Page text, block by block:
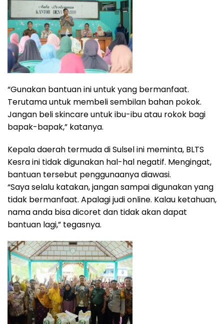
“Gunakan bantuan ini untuk yang bermanfaat.
Terutama untuk membeli sembilan bahan pokok.
Jangan beli skincare untuk ibu-ibu atau rokok bagi
bapak-bapak,” katanya.
Kepala daerah termuda di Sulsel ini meminta, BLTS
Kesra ini tidak digunakan hal-hal negatif. Mengingat,
bantuan tersebut penggunaanya diawasi.
“Saya selalu katakan, jangan sampai digunakan yang
tidak bermanfaat. Apalagi judi online. Kalau ketahuan,
nama anda bisa dicoret dan tidak akan dapat
bantuan lagi,” tegasnya.